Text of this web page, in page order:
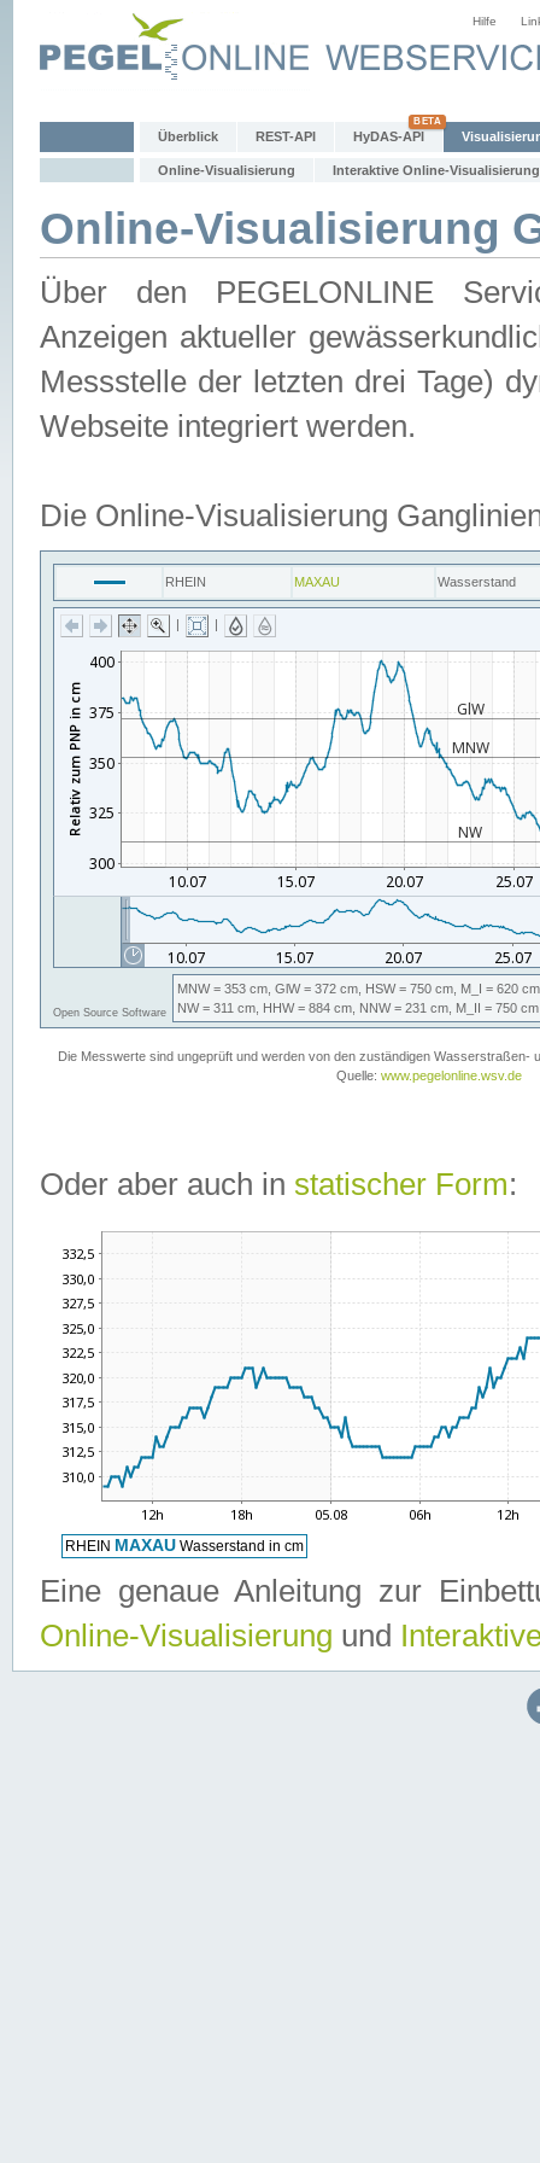
Hilfe
Überblick REST-API HyDAS-API
Online-Visualisierung Interaktive Online-Visualisierung
Online-Visualisierung
Über den PEGELONLINE
Anzeigen aktueller
Messstelle der letzten drei Tage)
Webseite integriert werden.
Die Online-Visualisierung
Oder aber auch in statischer Form:
Eine genaue Anleitung zur
Online-Visualisierung und